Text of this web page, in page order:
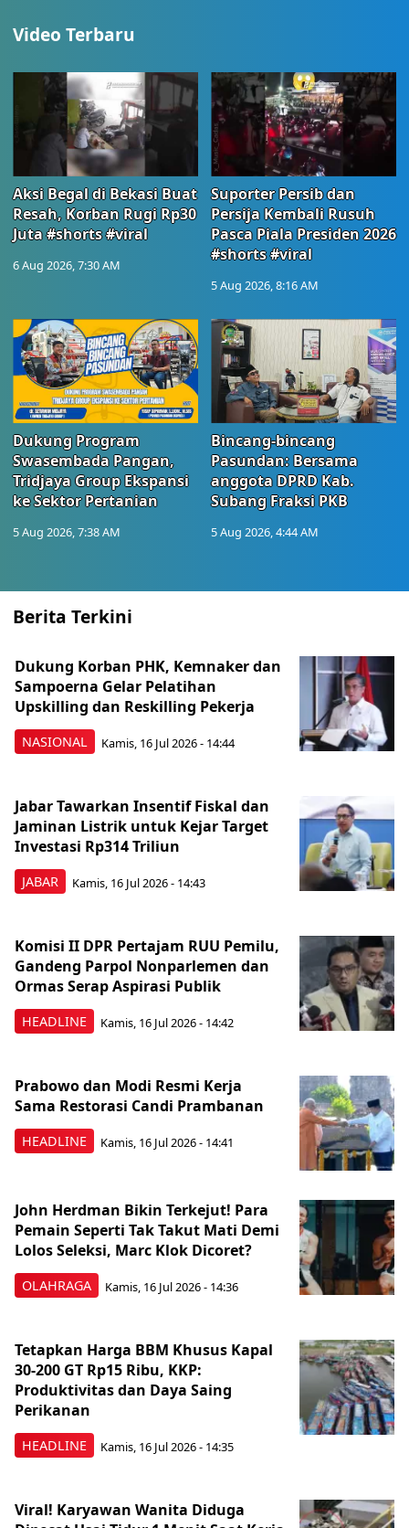
Video Terbaru
Aksi Begal di Bekasi Buat
Resah, Korban Rugi Rp30
Juta #shorts #viral
6 Aug 2026, 7:30 AM
Suporter Persib dan
Persija Kembali Rusuh
Pasca Piala Presiden 2026
#shorts #viral
5 Aug 2026, 8:16 AM
Dukung Program
Swasembada Pangan,
Tridjaya Group Ekspansi
ke Sektor Pertanian
5 Aug 2026, 7:38 AM
Bincang-bincang
Pasundan: Bersama
anggota DPRD Kab.
Subang Fraksi PKB
5 Aug 2026, 4:44 AM
Berita Terkini
NASIONAL
Dukung Korban PHK, Kemnaker dan
Sampoerna Gelar Pelatihan
Upskilling dan Reskilling Pekerja
Kamis, 16 Jul 2026 - 14:44
JABAR
Jabar Tawarkan Insentif Fiskal dan
Jaminan Listrik untuk Kejar Target
Investasi Rp314 Triliun
Kamis, 16 Jul 2026 - 14:43
HEADLINE
Komisi II DPR Pertajam RUU Pemilu,
Gandeng Parpol Nonparlemen dan
Ormas Serap Aspirasi Publik
Kamis, 16 Jul 2026 - 14:42
HEADLINE
Prabowo dan Modi Resmi Kerja
Sama Restorasi Candi Prambanan
Kamis, 16 Jul 2026 - 14:41
OLAHRAGA
John Herdman Bikin Terkejut! Para
Pemain Seperti Tak Takut Mati Demi
Lolos Seleksi, Marc Klok Dicoret?
Kamis, 16 Jul 2026 - 14:36
HEADLINE
Tetapkan Harga BBM Khusus Kapal
30-200 GT Rp15 Ribu, KKP:
Produktivitas dan Daya Saing
Perikanan
Kamis, 16 Jul 2026 - 14:35
Viral! Karyawan Wanita Diduga